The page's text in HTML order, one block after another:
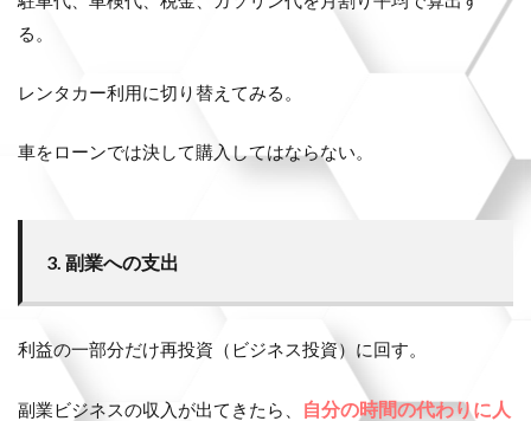
る。
レンタカー利用に切り替えてみる。
車をローンでは決して購入してはならない。
3. 副業への支出
利益の一部分だけ再投資（ビジネス投資）に回す。
副業ビジネスの収入が出てきたら、
自分の時間の代わりに人